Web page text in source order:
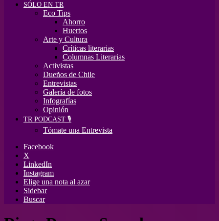
SÓLO EN TR
Eco Tips
Ahorro
Huertos
Arte y Cultura
Críticas literarias
Columnas Literarias
Activistas
Dueños de Chile
Entrevistas
Galería de fotos
Infografías
Opinión
TR PODCAST 🎙️
Tómate una Entrevista
Facebook
X
LinkedIn
Instagram
Elige una nota al azar
Sidebar
Buscar